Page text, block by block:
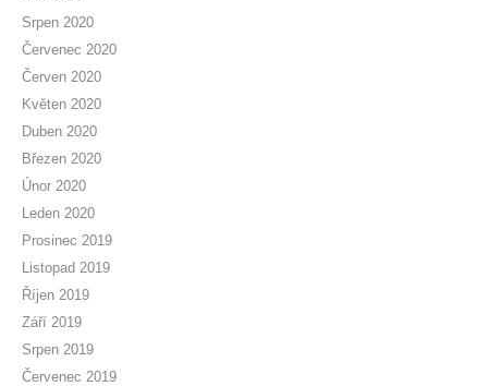
Srpen 2020
Červenec 2020
Červen 2020
Květen 2020
Duben 2020
Březen 2020
Únor 2020
Leden 2020
Prosinec 2019
Listopad 2019
Říjen 2019
Září 2019
Srpen 2019
Červenec 2019